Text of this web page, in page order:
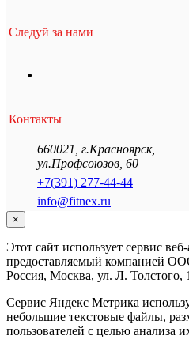
Следуй за нами
Контакты
660021 г.Красноярск,
ул.Профсоюзов, 60
+7(391) 277-44-44
info@fitnex.ru
×
Этот сайт использует сервис
предоставляемый компанией
Россия, Москва, ул. Л.
Сервис Яндекс Метрика
небольшие текстовые файлы,
пользователей с целью анализа